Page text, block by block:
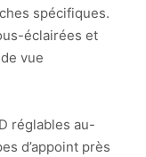
spécifiques.
éclairées et
vue
réglables au-
d’appoint près